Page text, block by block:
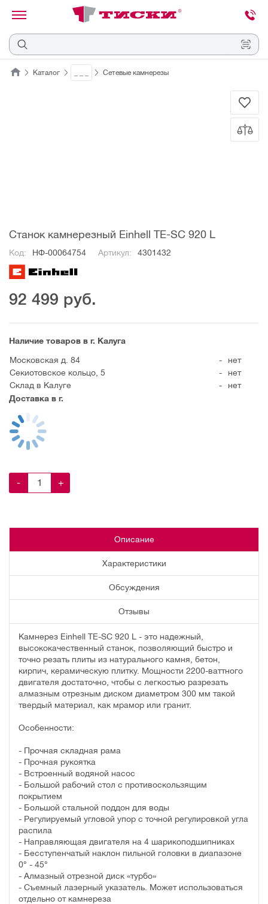
Отмена
Каталог Сетевые камнерезы
Станок камнерезный Einhell TE-SC 920 L
Код: НФ-00064754 Артикул: 4301432
92 499 руб.
Наличие товаров в г. Калуга
Московская д. 84
-
нет
Секиотовское кольцо, 5
-
нет
Склад в Калуге
-
нет
Доставка в г.
- +
Описание
Характеристики
Обсуждения
Отзывы
Камнерез Einhell TE-SC 920 L - это надежный,
высококачественный станок, позволяющий быстро и
точно резать плиты из натурального камня, бетон,
кирпич, керамическую плитку. Мощности 2200-ваттного
двигателя достаточно, чтобы с легкостью разрезать
алмазным отрезным диском диаметром 300 мм такой
твердый материал, как мрамор или гранит.
Особенности:
- Прочная складная рама
- Прочная рукоятка
- Встроенный водяной насос
- Большой рабочий стол с противоскользящим
покрытием
- Большой стальной поддон для воды
- Регулируемый угловой упор с точной регулировкой угла
распила
- Направляющая двигателя на 4 шарикоподшипниках
- Бесступенчатый наклон пильной головки в диапазоне
0° - 45°
- Алмазный отрезной диск «турбо»
- Съемный лазерный указатель. Может использоваться
отдельно от камнереза